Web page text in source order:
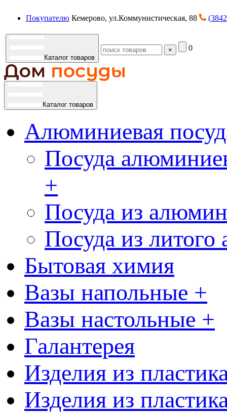
Покупателю Кемерово, ул.Коммунистическая, 88
Каталог товаров
× 0
Каталог товаров
Алюминиевая
Посуда
+
Посуда из
Посуда из
Бытовая химия
Вазы напольные +
Вазы настольные +
Галантерея
Изделия из
Изделия из